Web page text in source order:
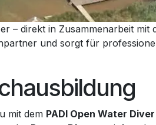
– direkt in Zusammenarbeit mit
und sorgt für
mit dem PADI Open Water